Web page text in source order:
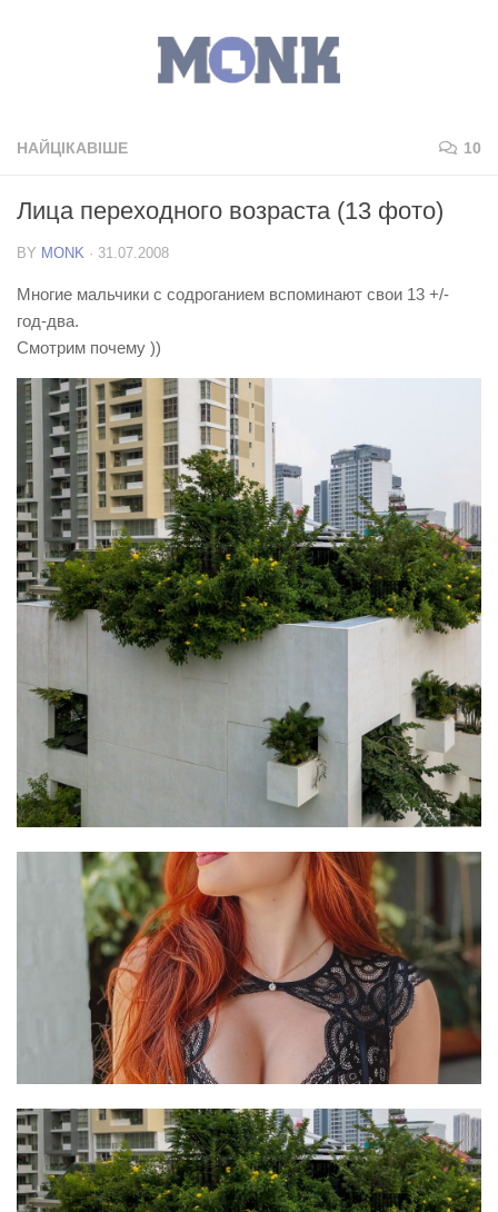
НАЙЦІКАВІШЕ 10
Лица переходного возраста (13 фото)
BY MONK · 31.07.2008
Многие мальчики с содроганием вспоминают свои 13 +/-
год-два.
Смотрим почему ))